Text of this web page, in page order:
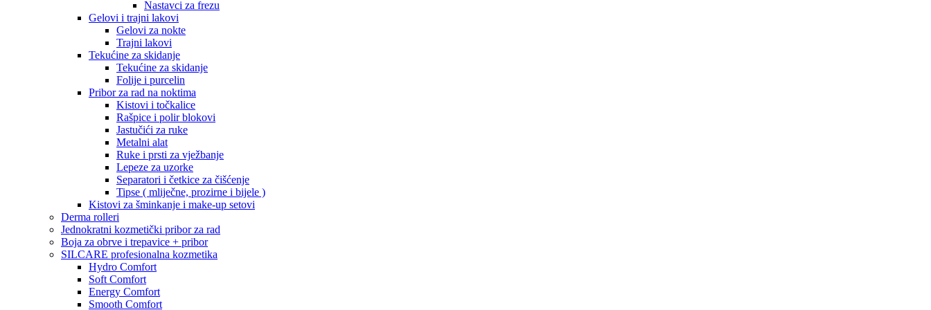
Nastavci za frezu
Gelovi i trajni lakovi
Gelovi za nokte
Trajni lakovi
Tekućine za skidanje
Tekućine za skidanje
Folije i purcelin
Pribor za rad na noktima
Kistovi i točkalice
Rašpice i polir blokovi
Jastučići za ruke
Metalni alat
Ruke i prsti za vježbanje
Lepeze za uzorke
Separatori i četkice za čišćenje
Tipse ( mliječne, prozirne i bijele )
Kistovi za šminkanje i make-up setovi
Derma rolleri
Jednokratni kozmetički pribor za rad
Boja za obrve i trepavice + pribor
SILCARE profesionalna kozmetika
Hydro Comfort
Soft Comfort
Energy Comfort
Smooth Comfort